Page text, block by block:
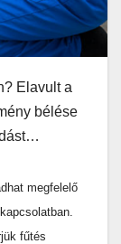
Elavult a
bélése
megfelelő
fűtés